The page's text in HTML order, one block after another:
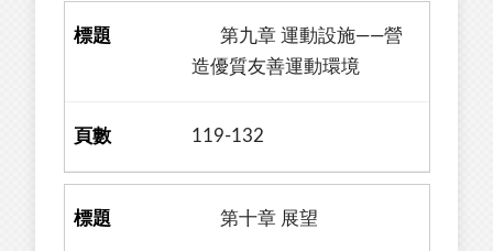
第九章 運動設施——營
造優質友善運動環境
119-132
第十章 展望